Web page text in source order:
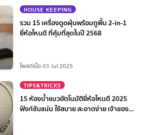
HOUSE KEEPING
รวม 15 เครื่องดูดฝุ่นพร้อมถูพื้น 2-in-1
ยี่ห้อไหนดี ที่คุ้มที่สุดในปี 2568
โพสต์เมื่อ 03 Jul 2025
TIPS&TRICKS
15 ห้องน้ำแมวอัตโนมัติยี่ห้อไหนดี 2025
ฟังก์ชันแน่น ใช้สบาย สะอาดง่าย เจ้าของ